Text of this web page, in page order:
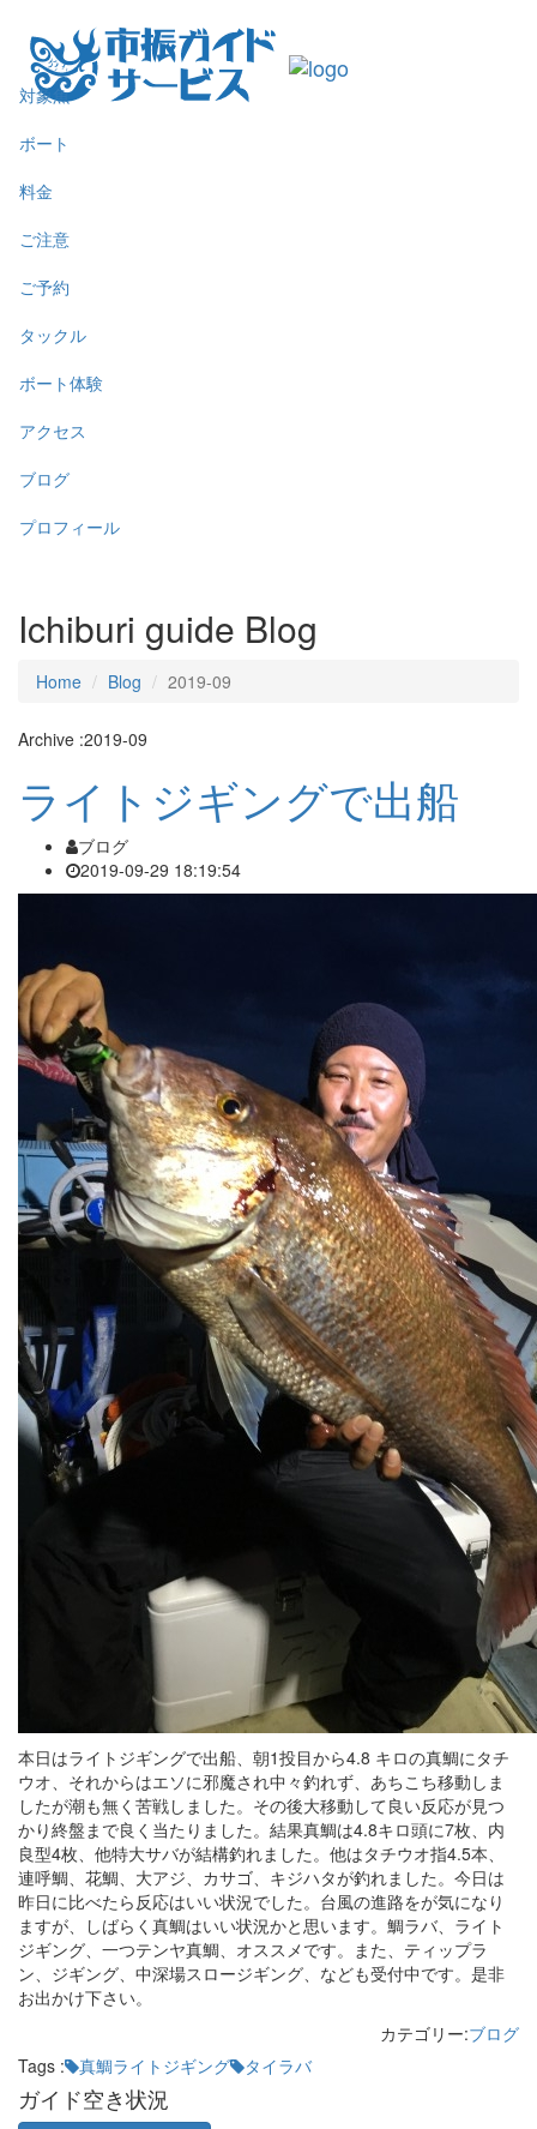
対象魚
ボート
料金
ご注意
ご予約
タックル
ボート体験
アクセス
ブログ
プロフィール
Ichiburi guide Blog
Home Blog 2019-09
Archive :2019-09
ライトジギングで出船
ブログ
2019-09-29 18:19:54
本日はライトジギングで出船、朝1投目から4.8 キロの真鯛にタチ
ウオ、それからはエソに邪魔され中々釣れず、あちこち移動しま
したが潮も無く苦戦しました。その後大移動して良い反応が見つ
かり終盤まで良く当たりました。結果真鯛は4.8キロ頭に7枚、内
良型4枚、他特大サバが結構釣れました。他はタチウオ指4.5本、
連呼鯛、花鯛、大アジ、カサゴ、キジハタが釣れました。今日は
昨日に比べたら反応はいい状況でした。台風の進路をが気になり
ますが、しばらく真鯛はいい状況かと思います。鯛ラバ、ライト
ジギング、一つテンヤ真鯛、オススメです。また、ティップラ
ン、ジギング、中深場スロージギング、なども受付中です。是非
お出かけ下さい。
カテゴリー:ブログ
Tags :
真鯛ライトジギング タイラバ
ガイド空き状況